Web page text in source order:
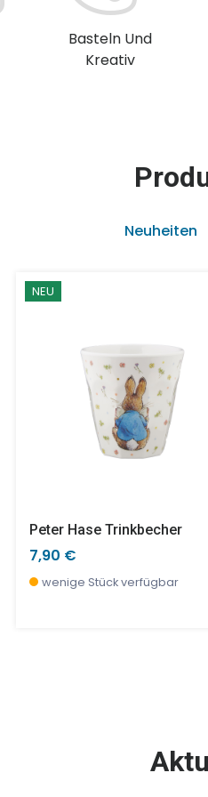
Basteln Und
Kreativ
Neuheiten
NEU
Peter Hase Trinkbecher
7,90 €
wenige Stück verfügbar